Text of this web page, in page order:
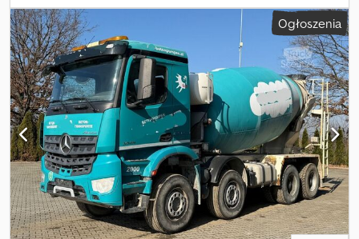
przekładni:półautomatyczny, klasa emisji:Euro 5, Rok budowy:
2007, Wyposażenie:
ABS, elektroniczny program stabilizacji
(ESP), klimatyzacja, Betonopompa samochodowa MB Actros 2641
6x4 BB EPS z zaczepem Crodsx S Tzlepfx Apbef Pompa: CIFA K31
XZ 5-ramienna
Ogłoszenia